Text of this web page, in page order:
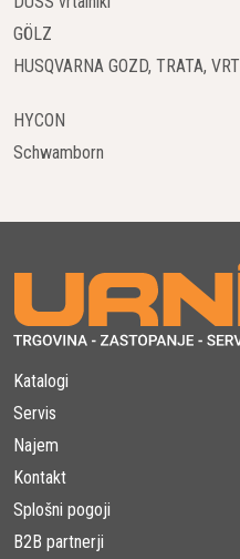
GÖLZ
HUSQVARNA GOZD, TRATA, VRT
HYCON
Schwamborn
Katalogi
Servis
Najem
Kontakt
Splošni pogoji
B2B partnerji